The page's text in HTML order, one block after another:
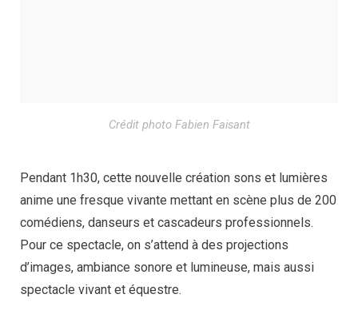
Crédit photo Fabien Faisant
Pendant 1h30, cette nouvelle création sons et lumières
anime une fresque vivante mettant en scène plus de 200
comédiens, danseurs et cascadeurs professionnels.
Pour ce spectacle, on s’attend à des projections
d’images, ambiance sonore et lumineuse, mais aussi
spectacle vivant et équestre.